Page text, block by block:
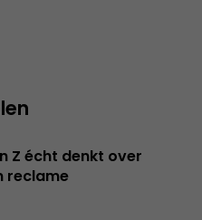
Z écht denkt over
reclame